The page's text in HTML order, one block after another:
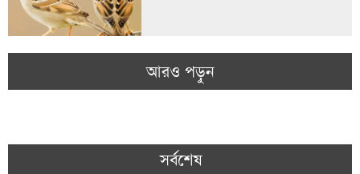
আরও পড়ুন
সর্বশেষ